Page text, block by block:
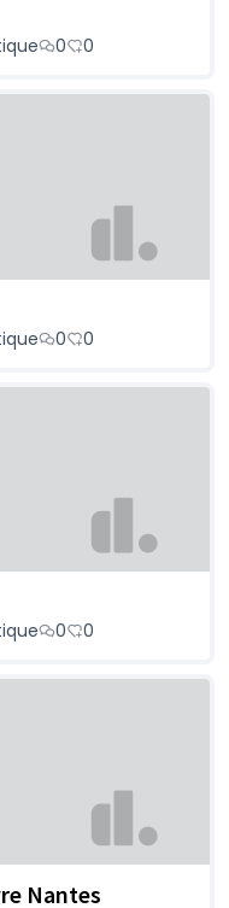
0 0
0 0
0 0
Nantes